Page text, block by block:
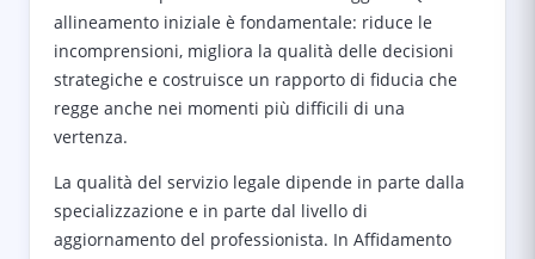
allineamento iniziale è fondamentale: riduce le
incomprensioni, migliora la qualità delle decisioni
strategiche e costruisce un rapporto di fiducia che
regge anche nei momenti più difficili di una
vertenza.
La qualità del servizio legale dipende in parte dalla
specializzazione e in parte dal livello di
aggiornamento del professionista. In Affidamento